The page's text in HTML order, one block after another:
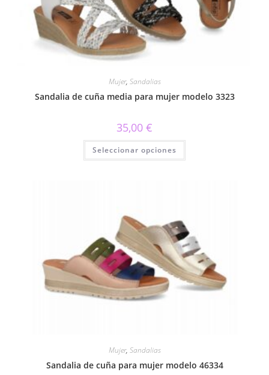
Mujer, Sandalias
Sandalia de cuña media para mujer modelo 3323
35,00 €
Seleccionar opciones
Este
tiene
en
la
página
de
producto
Mujer, Sandalias
Sandalia de cuña para mujer modelo 46334